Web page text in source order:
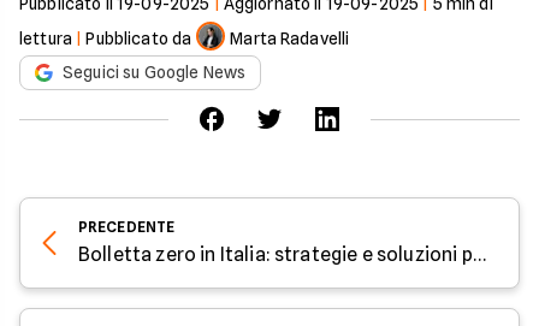
lettura |Pubblicato da
Marta Radavelli
Seguici su Google News
PRECEDENTE
Bolletta zero in Italia: strategie e soluzioni per azzerare i costi dell’energia